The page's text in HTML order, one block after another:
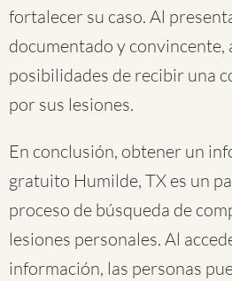
fortalecer su caso. Al
documentado y convincente,
posibilidades de recibir una
por sus lesiones.
En conclusión, obtener un
gratuito Humilde, TX es un
proceso de búsqueda de
lesiones personales. Al
información, las personas